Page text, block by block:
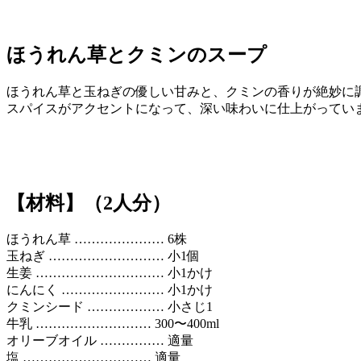
ほうれん草とクミンのスープ
ほうれん草と玉ねぎの優しい甘みと、クミンの香りが絶妙に
スパイスがアクセントになって、深い味わいに仕上がってい
【材料】（2人分）
ほうれん草 ………………… 6株
玉ねぎ ……………………… 小1個
生姜 ………………………… 小1かけ
にんにく …………………… 小1かけ
クミンシード ……………… 小さじ1
牛乳 ……………………… 300〜400ml
オリーブオイル …………… 適量
塩 ………………………… 適量